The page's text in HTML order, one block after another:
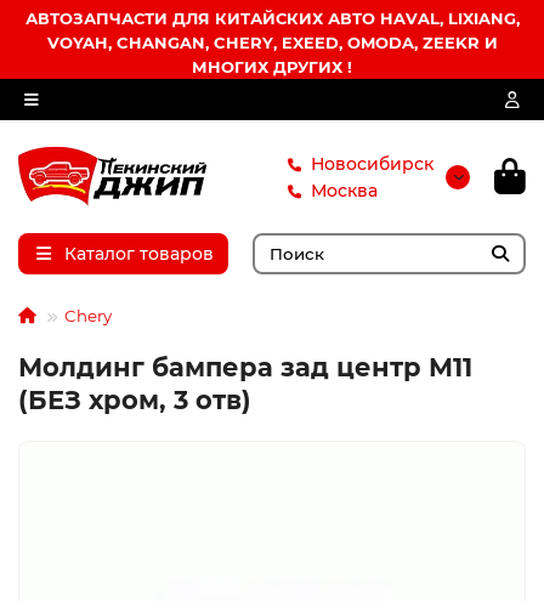
АВТОЗАПЧАСТИ ДЛЯ КИТАЙСКИХ АВТО HAVAL, LIXIANG,
VOYAH, CHANGAN, CHERY, EXEED, OMODA, ZEEKR И
МНОГИХ ДРУГИХ !
Новосибирск
Москва
Каталог товаров
Chery
Молдинг бампера зад центр M11
(БЕЗ хром, 3 отв)